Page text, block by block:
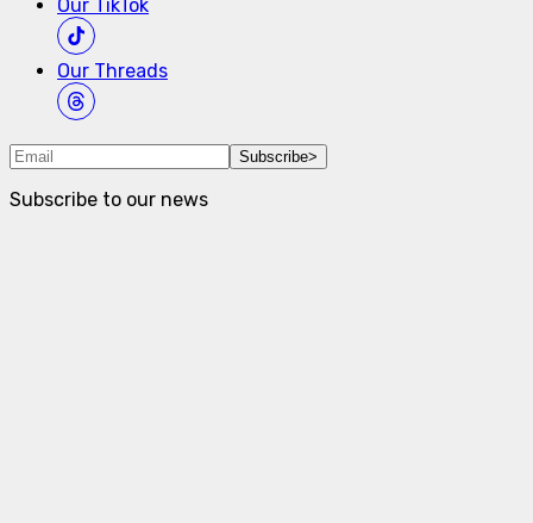
Our TikTok
Our Threads
Subscribe>
Subscribe to our news